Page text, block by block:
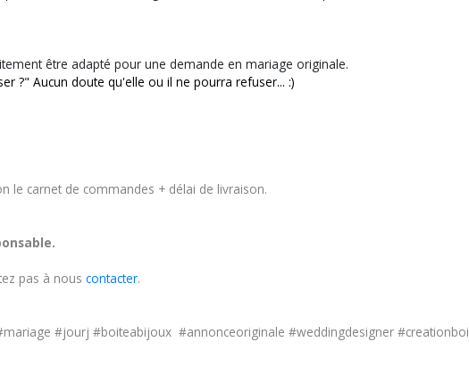
être adapté pour une demande en mariage originale.
?" Aucun doute qu'elle ou il ne pourra refuser... :)
le carnet de commandes + délai de livraison.
pas à nous contacter.
#jourj #boiteabijoux #annonceoriginale #weddingdesigner